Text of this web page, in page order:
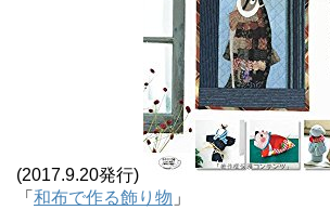
(2017.9.20発行)
「 和布で作る飾り物 」